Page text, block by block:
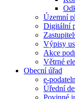
Územní
Digitální
Výpisy
Akce
Větrné
Obecní úřad
e-
Úřední
Povinné